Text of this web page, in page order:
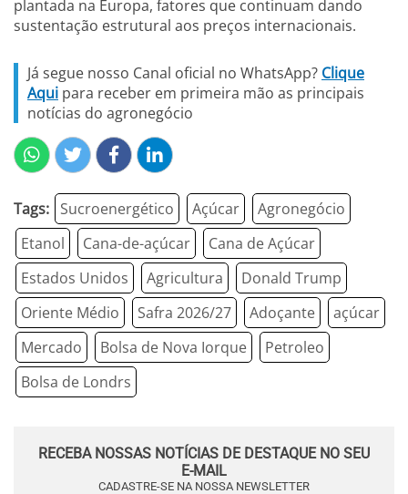
plantada na Europa, fatores que continuam dando
sustentação estrutural aos preços internacionais.
Já segue nosso Canal oficial no WhatsApp? Clique
Aqui para receber em primeira mão as principais
notícias do agronegócio
Tags: Sucroenergético Açúcar
Agronegócio
Etanol
Cana-de-açúcar
Cana de Açúcar
Estados Unidos
Agricultura
Donald Trump
Oriente Médio
Safra 2026/27 Adoçante
açúcar
Mercado
Bolsa de Nova Iorque
Petroleo
Bolsa de Londrs
RECEBA NOSSAS NOTÍCIAS DE DESTAQUE NO SEU
E-MAIL
CADASTRE-SE NA NOSSA NEWSLETTER